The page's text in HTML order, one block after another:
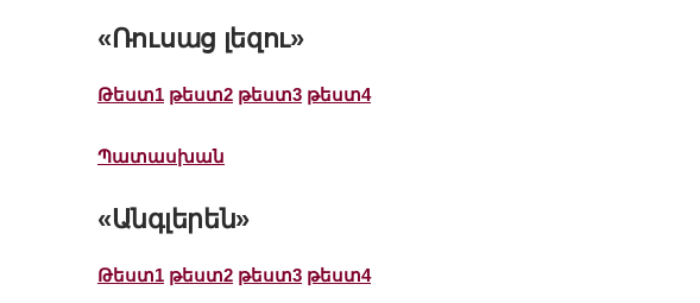
«Ռուսաց լեզու»
Թեստ1 թեստ2 թեստ3 թեստ4
Պատասխան
«Անգլերեն»
Թեստ1 թեստ2 թեստ3 թեստ4